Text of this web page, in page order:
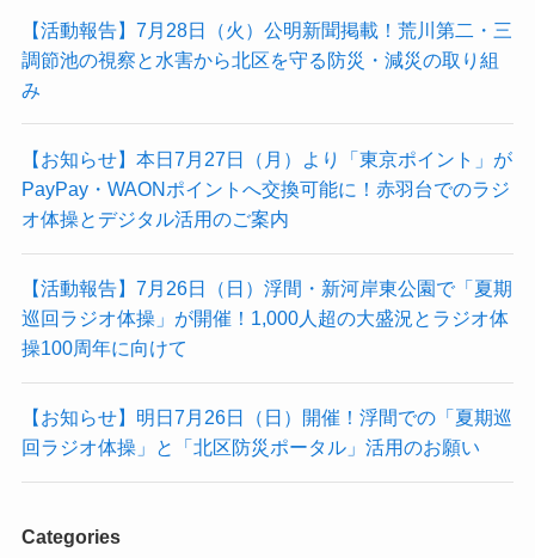
【活動報告】7月28日（火）公明新聞掲載！荒川第二・三
調節池の視察と水害から北区を守る防災・減災の取り組
み
【お知らせ】本日7月27日（月）より「東京ポイント」が
PayPay・WAONポイントへ交換可能に！赤羽台でのラジ
オ体操とデジタル活用のご案内
【活動報告】7月26日（日）浮間・新河岸東公園で「夏期
巡回ラジオ体操」が開催！1,000人超の大盛況とラジオ体
操100周年に向けて
【お知らせ】明日7月26日（日）開催！浮間での「夏期巡
回ラジオ体操」と「北区防災ポータル」活用のお願い
Categories